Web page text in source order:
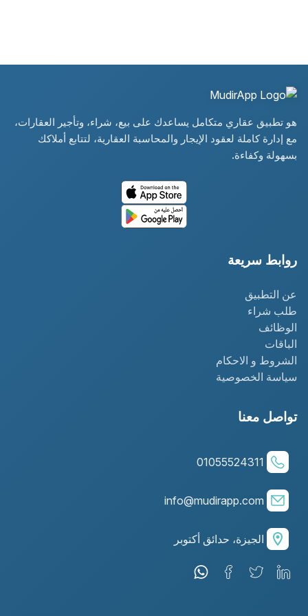
هو تطبيق عقاري متكامل يساعدك على بيع، شراء، وتأجير العقارات،
مع إدارة كاملة لعقود الإيجار والمحاسبة العقارية، لتتابع أملاكك
بسهولة وكفاءة.
روابط سريعة
عن التطبيق
طلب شراء
الوظائف
الباقات
الشروط و الاحكام
سياسة الخصوصية
تواصل معنا
01055524311
info@mudirapp.com
الجيزة، حدائق أكتوبر